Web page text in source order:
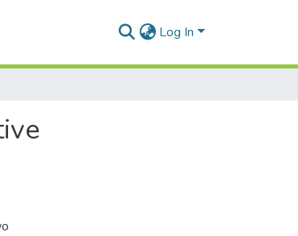
Log In